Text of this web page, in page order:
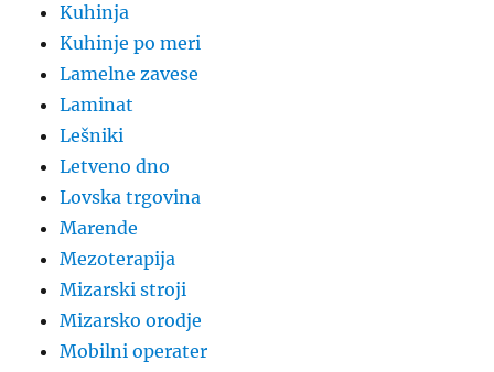
Kuhinja
Kuhinje po meri
Lamelne zavese
Laminat
Lešniki
Letveno dno
Lovska trgovina
Marende
Mezoterapija
Mizarski stroji
Mizarsko orodje
Mobilni operater